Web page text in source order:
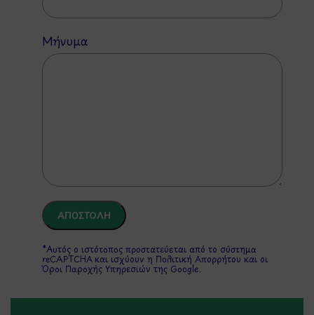
Μήνυμα
*Αυτός ο ιστότοπος προστατεύεται από το σύστημα
reCAPTCHA και ισχύουν η Πολιτική Απορρήτου και οι
Όροι Παροχής Υπηρεσιώντης Google.